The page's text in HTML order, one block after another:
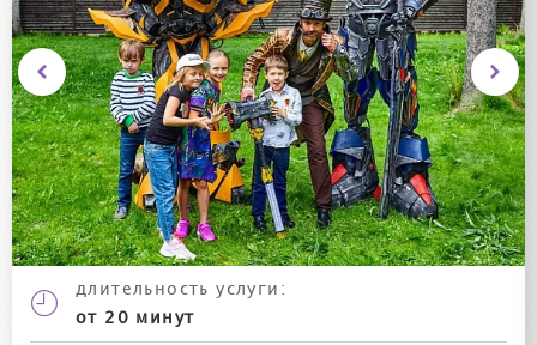
длительность услуги :
от 20 минут